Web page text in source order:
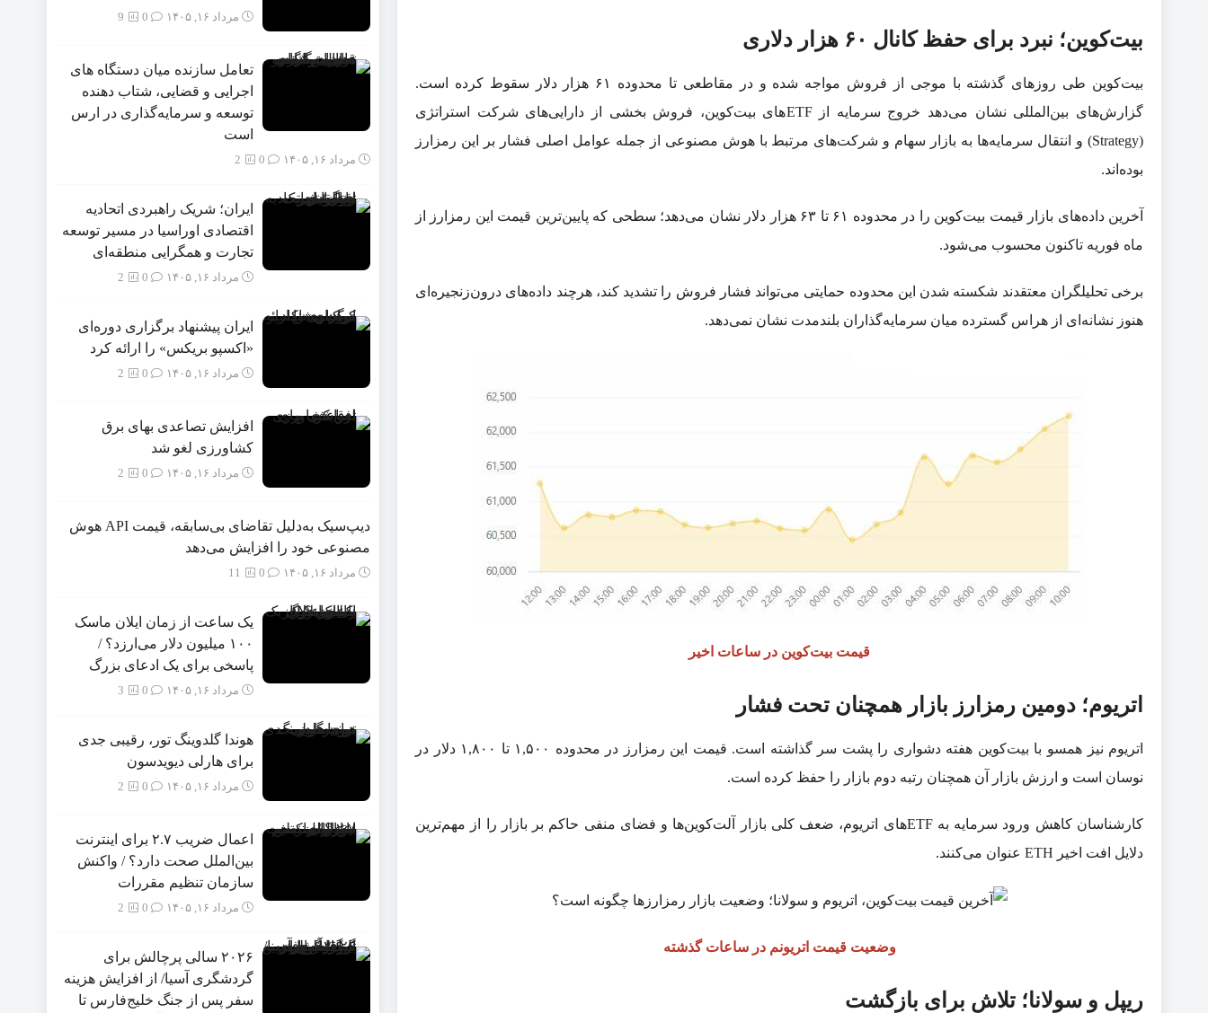
بیت‌کوین؛ نبرد برای حفظ کانال ۶۰ هزار دلاری
بیت‌کوین طی روزهای گذشته با موجی از فروش مواجه شده و در مقاطعی تا محدوده ۶۱ هزار دلار سقوط کرده است.
گزارش‌های بین‌المللی نشان می‌دهد خروج سرمایه از ETFهای بیت‌کوین، فروش بخشی از دارایی‌های شرکت استراتژی
(Strategy) و انتقال سرمایه‌ها به بازار سهام و شرکت‌های مرتبط با هوش مصنوعی از جمله عوامل اصلی فشار بر این رمزارز
بوده‌اند.
آخرین داده‌های بازار قیمت بیت‌کوین را در محدوده ۶۱ تا ۶۳ هزار دلار نشان می‌دهد؛ سطحی که پایین‌ترین قیمت این رمزارز از
ماه فوریه تاکنون محسوب می‌شود.
برخی تحلیلگران معتقدند شکسته شدن این محدوده حمایتی می‌تواند فشار فروش را تشدید کند، هرچند داده‌های درون‌زنجیره‌ای
هنوز نشانه‌ای از هراس گسترده میان سرمایه‌گذاران بلندمدت نشان نمی‌دهد.
قیمت بیت‌کوین در ساعات اخیر
اتریوم؛ دومین رمزارز بازار همچنان تحت فشار
اتریوم نیز همسو با بیت‌کوین هفته دشواری را پشت سر گذاشته است. قیمت این رمزارز در محدوده ۱,۵۰۰ تا ۱,۸۰۰ دلار در
نوسان است و ارزش بازار آن همچنان رتبه دوم بازار را حفظ کرده است.
کارشناسان کاهش ورود سرمایه به ETFهای اتریوم، ضعف کلی بازار آلت‌کوین‌ها و فضای منفی حاکم بر بازار را از مهم‌ترین
دلایل افت اخیر ETH عنوان می‌کنند.
وضعیت قیمت اتریونم در ساعات گذشته
ریپل و سولانا؛ تلاش برای بازگشت
مرداد ۱۶, ۱۴۰۵ 9
تعامل سازنده میان دستگاه‌ های
اجرایی و قضایی، شتاب‌ دهنده
توسعه و سرمایه‌گذاری در ارس
است
مرداد ۱۶, ۱۴۰۵ 2
ایران؛ شریک راهبردی اتحادیه
اقتصادی اوراسیا در مسیر توسعه
تجارت و همگرایی منطقه‌ای
مرداد ۱۶, ۱۴۰۵ 2
ایران پیشنهاد برگزاری دوره‌ای
«اکسپو بریکس» را ارائه کرد
مرداد ۱۶, ۱۴۰۵ 2
افزایش تصاعدی بهای برق
کشاورزی لغو شد
مرداد ۱۶, ۱۴۰۵ 2
دیپ‌سیک به‌دلیل تقاضای بی‌سابقه، قیمت API هوش
مصنوعی خود را افزایش می‌دهد
مرداد ۱۶, ۱۴۰۵ 11
یک ساعت از زمان ایلان ماسک
۱۰۰ میلیون دلار می‌ارزد؟ /
پاسخی برای یک ادعای بزرگ
مرداد ۱۶, ۱۴۰۵ 3
هوندا گلدوینگ تور، رقیبی جدی
برای هارلی دیویدسون
مرداد ۱۶, ۱۴۰۵ 2
اعمال ضریب ۲.۷ برای اینترنت
بین‌الملل صحت دارد؟ / واکنش
سازمان تنظیم مقررات
مرداد ۱۶, ۱۴۰۵ 2
۲۰۲۶ سالی پرچالش برای
گردشگری آسیا/ از افزایش هزینه
سفر پس از جنگ خلیج‌فارس تا